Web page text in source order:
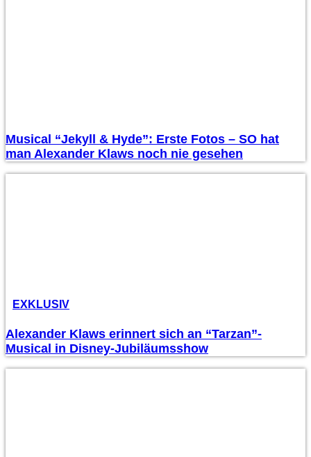
Musical “Jekyll & Hyde”: Erste Fotos – SO hat
man Alexander Klaws noch nie gesehen
EXKLUSIV
Alexander Klaws erinnert sich an “Tarzan”-
Musical in Disney-Jubiläumsshow